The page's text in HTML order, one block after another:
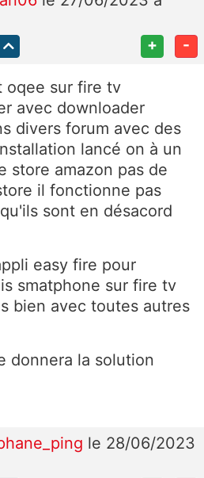
+ -
oqee sur fire tv
avec downloader
divers forum avec des
lancé on à un
store amazon pas de
il fonctionne pas
sont en désacord
easy fire pour
smatphone sur fire tv
bien avec toutes autres
donnera la solution
le 28/06/2023